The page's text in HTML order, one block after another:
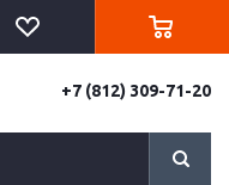
+7 (812) 309-71-20